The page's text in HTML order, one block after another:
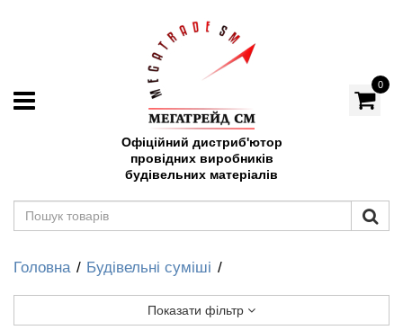
Офіційний дистриб'ютор
провідних виробників
будівельних матеріалів
0
Головна Будівельні суміші
Показати фільтр